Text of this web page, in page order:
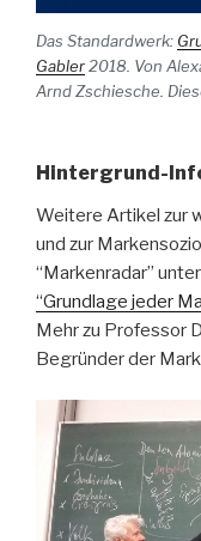
Das Standardwerk:
Gabler2018. Von
Arnd Zschiesche.
Hintergrund-
Weitere Artikel zur
und zur
“Markenradar”
“Grundlage jeder
Mehr zu Professor
Begründer der